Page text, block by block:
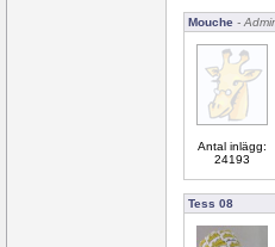
Mouche -
Antal inlägg:
24193
Tess 08